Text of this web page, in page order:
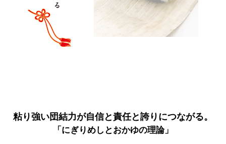
粘り強い団結力が自信と責任と誇りにつながる。
「にぎりめしとおかゆの理論」